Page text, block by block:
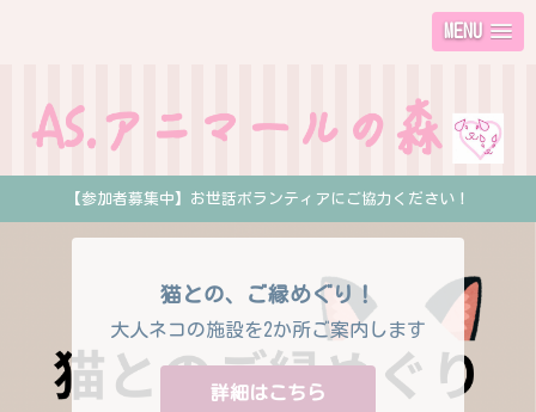
MENU
【参加者募集中】お世話ボランティアにご協力ください！
猫との、ご縁めぐり！
大人ネコの施設を2か所ご案内します
詳細はこちら